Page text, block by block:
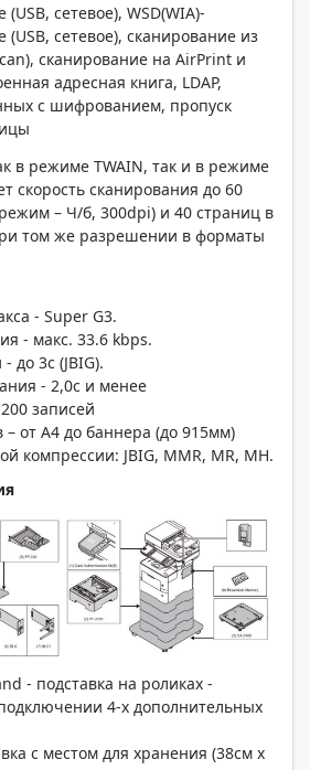
сетевое), WSD(WIA)-
(USB, сетевое), сканирование из
сканирование на AirPrint и
адресная книга, LDAP,
с шифрованием, пропуск
в режиме TWAIN, так и в режиме
скорость сканирования до 60
– Ч/б, 300dpi) и 40 страниц в
том же разрешении в форматы
- Super G3.
- макс. 33.6 kbps.
до 3с (JBIG).
- 2,0с и менее
записей
– от A4 до баннера (до 915мм)
компрессии: JBIG, MMR, MR, MH.
- подставка на роликах -
4-х дополнительных
с местом для хранения (38см x